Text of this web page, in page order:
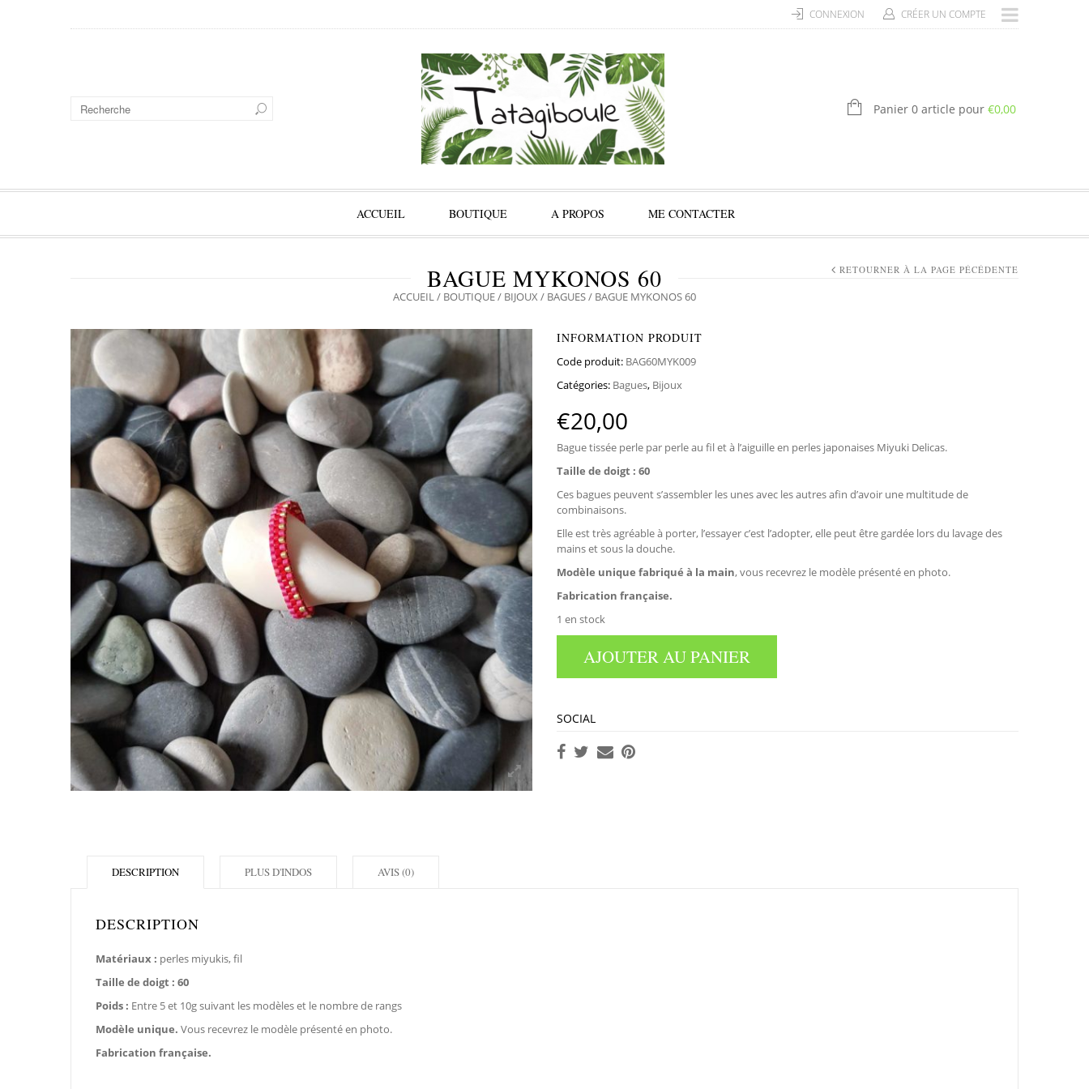
CONNEXION CRÉER UN COMPTE
Panier 0 article pour €0,00
ACCUEIL BOUTIQUE A PROPOS ME CONTACTER
BAGUE MYKONOS 60
ACCUEIL/ BOUTIQUE/ BIJOUX / BAGUES/ BAGUE MYKONOS 60
RETOURNER À LA PAGE PÉCÉDENTE
INFORMATION PRODUIT
Code produit: BAG60MYK009
Catégories: Bagues, Bijoux
€20,00
Bague tissée perle par perle au fil et à l’aiguille en perles japonaises Miyuki Delicas.
Taille de doigt : 60
Ces bagues peuvent s’assembler les unes avec les autres afin d’avoir une multitude de
combinaisons.
Elle est très agréable à porter, l’essayer c’est l’adopter, elle peut être gardée lors du lavage des
mains et sous la douche.
Modèle unique fabriqué à la main, vous recevrez le modèle présenté en photo.
Fabrication française.
1 en stock
AJOUTER AU PANIER
SOCIAL
DESCRIPTION
DESCRIPTION
Matériaux : perles miyukis, fil
Taille de doigt : 60
Poids : Entre 5 et 10g suivant les modèles et le nombre de rangs
Modèle unique. Vous recevrez le modèle présenté en photo.
Fabrication française.
PLUS D'INDOS AVIS (0)